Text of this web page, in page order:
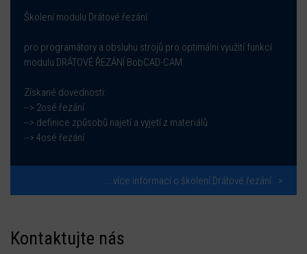
Školení modulu Drátové řezání
pro programátory a obsluhu strojů pro optimální využití funkcí
modulu DRÁTOVÉ ŘEZÁNÍ BobCAD-CAM.
Získané dovednosti:
--> 2osé řezání
--> definice způsobů najetí a vyjetí z materiálů
--> 4osé řezání
...více informací o školení Drátové řezání
Kontaktujte nás